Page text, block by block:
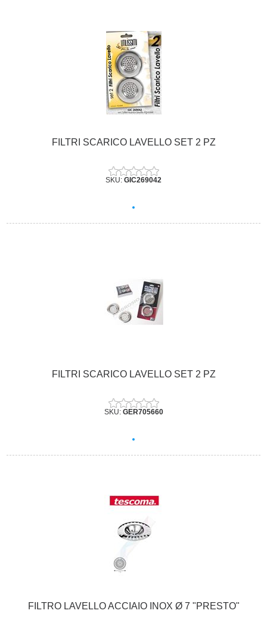
FILTRI SCARICO LAVELLO SET 2 PZ
SKU: GIC269042
FILTRI SCARICO LAVELLO SET 2 PZ
SKU: GER705660
FILTRO LAVELLO ACCIAIO INOX Ø 7 "PRESTO"